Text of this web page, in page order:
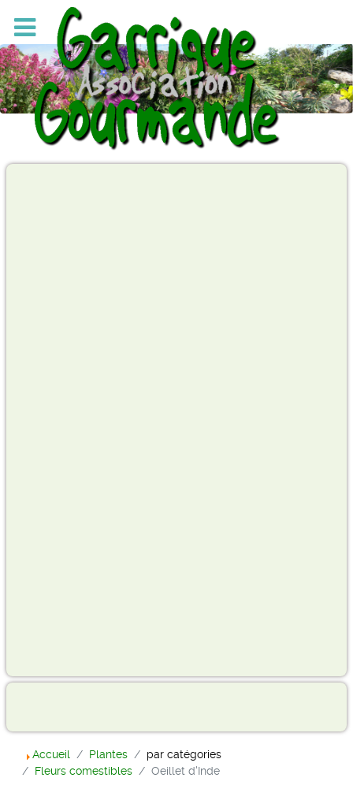
Accueil Plantes
par catégories
Fleurs comestibles
Oeillet d'Inde